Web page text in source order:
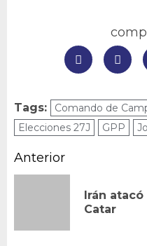
Tags:
Comando de
Elecciones 27J
GPP
Navegación
entradas
Anterior
Irán atacó
Catar